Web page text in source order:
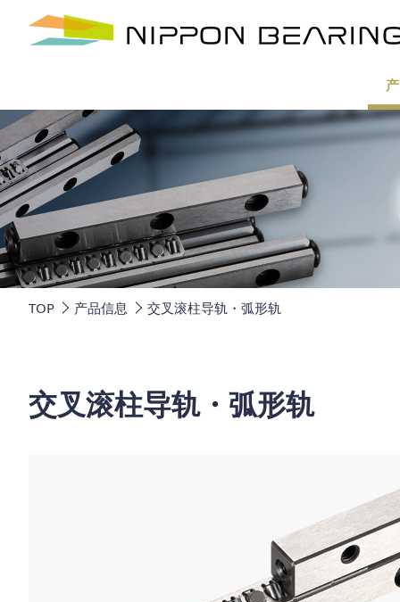
TOP 产品信息 交叉滚柱导轨・弧形轨
交叉滚柱导轨・弧形轨